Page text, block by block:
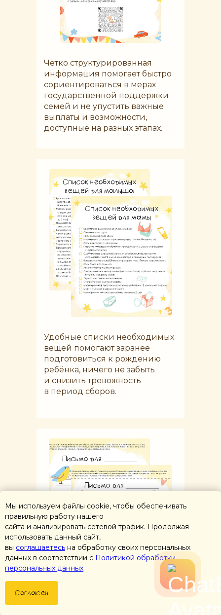
Готовый шаблон для писем
Удобные списки необходимых
вещей помогают заранее
подготовиться к рождению
ребёнка, ничего не забыть
и снизить тревожность
в период сборов.
Чётко структурированная
информация помогает быстро
сориентироваться в мерах
государственной поддержки
семей и не упустить важные
выплаты и возможности,
доступные на разных этапах.
Мы используем файлы cookie, чтобы обеспечивать
правильную работу нашего
сайта и анализировать сетевой трафик. Продолжая
использовать данный сайт,
вы соглашаетесь на обработку своих персональных
данных в соответствии с Политикой обработки
персональных данных
Согласен